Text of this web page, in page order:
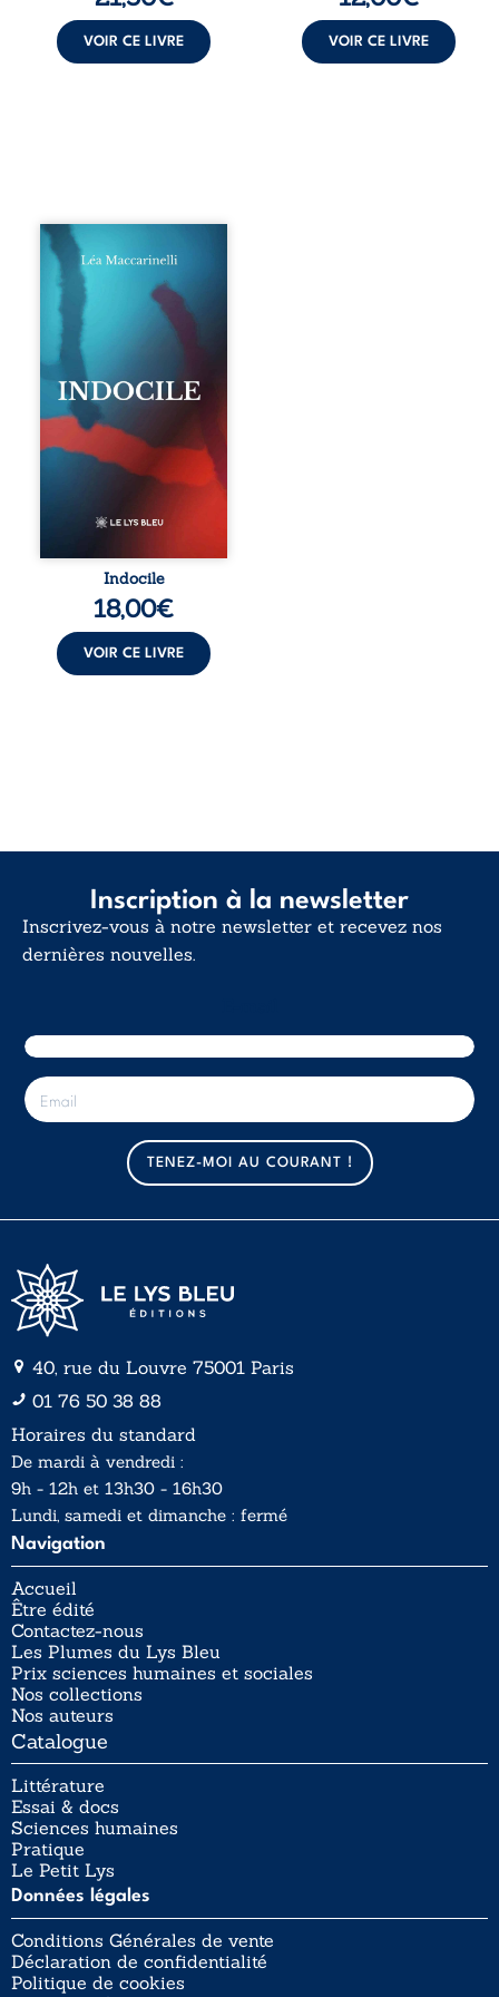
VOIR CE LIVRE VOIR CE LIVRE
Quatre parties.
Quatre refus.
Quatre visages
d’une existence en
friction. Entre les
silences qu’on ne
déchiffre pas, les
amours qu’on
dérange, les corps
qu’on administre
et les liens qu’on
sabote, cet
ouvrage parle à
vivent trop fort,
trop vrai, trop tôt.
traversée. Une
langue nue. Une
insurrection
déclaration
d’existence pour ...
Indocile
18,00€
VOIR CE LIVRE
Inscription à la newsletter
Inscrivez-vous à notre newsletter et recevez nos
dernières nouvelles.
E
-
m
TENEZ-MOI AU COURANT !
40, rue du Louvre 75001 Paris
01 76 50 38 88
Horaires du standard
De mardi à vendredi :
9h - 12h et 13h30 - 16h30
Lundi, samedi et dimanche : fermé
Navigation
Accueil
Être édité
Contactez-nous
Les Plumes du Lys Bleu
Prix sciences humaines et sociales
Nos collections
Nos auteurs
Catalogue
Littérature
Essai & docs
Sciences humaines
Pratique
Le Petit Lys
Données légales
Conditions Générales de vente
Déclaration de confidentialité
Politique de cookies